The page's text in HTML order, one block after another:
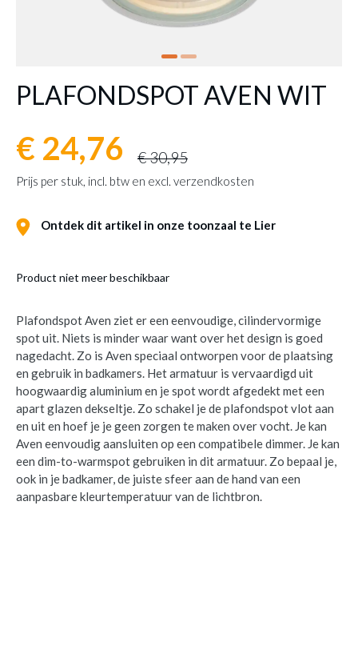
PLAFONDSPOT AVEN WIT
€ 24,76 € 30,95
Prijs per stuk, incl. btw en excl. verzendkosten
Ontdek dit artikel in onze toonzaal te Lier
Product niet meer beschikbaar
Plafondspot Aven ziet er een eenvoudige, cilindervormige
spot uit. Niets is minder waar want over het design is goed
nagedacht. Zo is Aven speciaal ontworpen voor de plaatsing
en gebruik in badkamers. Het armatuur is vervaardigd uit
hoogwaardig aluminium en je spot wordt afgedekt met een
apart glazen dekseltje. Zo schakel je de plafondspot vlot aan
en uit en hoef je je geen zorgen te maken over vocht. Je kan
Aven eenvoudig aansluiten op een compatibele dimmer. Je kan
een dim-to-warmspot gebruiken in dit armatuur. Zo bepaal je,
ook in je badkamer, de juiste sfeer aan de hand van een
aanpasbare kleurtemperatuur van de lichtbron.